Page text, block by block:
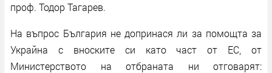
проф. Тодор Тагарев.
На въпрос България не допринася ли за помощта за
Украйна с вноските си като част от ЕС, от
Министерството на отбраната ни отговарят: